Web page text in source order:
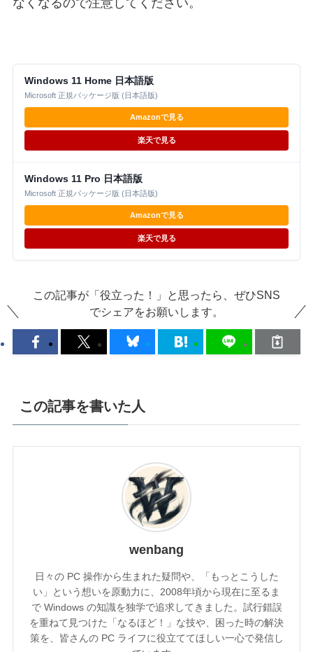
Windows 11 Home 日本語版
Microsoft 正規パッケージ版 (日本語版)
Amazonで見る
楽天で見る
Windows 11 Pro 日本語版
Microsoft 正規パッケージ版 (日本語版)
Amazonで見る
楽天で見る
この記事が「役立った！」と思ったら、ぜひSNS
でシェアをお願いします。
この記事を書いた人
wenbang
日々の PC 操作から生まれた疑問や、「もっとこうした
い」という想いを原動力に、2008年頃から現在に至るま
で Windows の知識を独学で追求してきました。試行錯誤
を重ねて見つけた「なるほど！」な技や、困った時の解決
策を、皆さんの PC ライフに役立ててほしい一心で発信し